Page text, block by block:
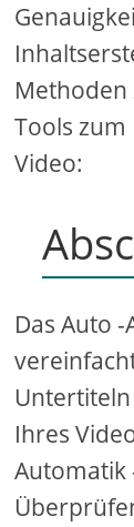
Methoden
Tools zum
Video:
Das Auto
Ihres
Automatik